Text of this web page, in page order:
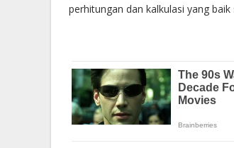
perhitungan dan kalkulasi yang